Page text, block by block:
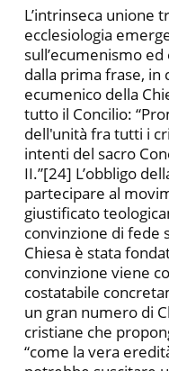
L’intrinseca unione
ecclesiologia
sull’ecumenismo
dalla prima frase,
ecumenico della
tutto il Concilio:
dell'unità fra tutti i
intenti del sacro
II.”[24] L’obbligo
partecipare al
giustificato
convinzione di fede
Chiesa è stata
convinzione viene
costatabile
un gran numero di
cristiane che
“come la vera